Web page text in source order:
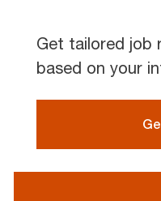
Get tailored job
based on your